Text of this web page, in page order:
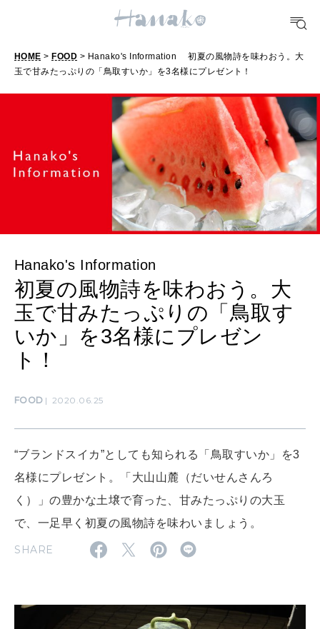
FOOD
おいしい
TRAVEL
どこ行く？
FORTUNE
[12星座別] Weekly Holoscope
[12星座別] Monthly Love Holoscope
HEALTH
自分にやさしく
MAMA
SUSTAINABLE
自分を耕す
HOME > FOOD > Hanako's Information 初夏の風物詩を味わおう。大
玉で甘みたっぷりの「鳥取すいか」を3名様にプレゼント！
Hanako's Information
初夏の風物詩を味わおう。大
玉で甘みたっぷりの「鳥取す
いか」を3名様にプレゼン
ト！
FOOD 2020.06.25
“ブランドスイカ”としても知られる「鳥取すいか」を3
名様にプレゼント。「大山山麓（だいせんさんろ
く）」の豊かな土壌で育った、甘みたっぷりの大玉
で、一足早く初夏の風物詩を味わいましょう。
SHARE